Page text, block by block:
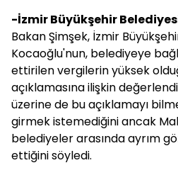
-İzmir Büyükşehir
Bakan Şimşek, İzmir
Kocaoğlu'nun, belediyeye
ettirilen vergilerin yüksek
açıklamasına ilişkin
üzerine de bu açıklamayı
girmek istemediğini ancak
belediyeler arasında ayrım
ettiğini söyledi.